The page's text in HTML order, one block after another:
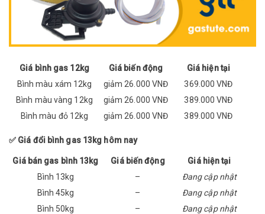
Giá bình gas 12kg Giá biến động
Giá hiện tại
Bình màu xám 12kg
giảm 26.000 VNĐ
369.000 VNĐ
Bình màu vàng 12kg
giảm 26.000 VNĐ
389.000 VNĐ
Bình màu đỏ 12kg
giảm 26.000 VNĐ 389.000 VNĐ
✅ Giá đổi bình gas 13kg hôm nay
Giá bán gas bình 13kg Giá biến động
Giá hiện tại
Bình 13kg
–
Đang cập nhật
Bình 45kg
–
Đang cập nhật
Bình 50kg
– Đang cập nhật